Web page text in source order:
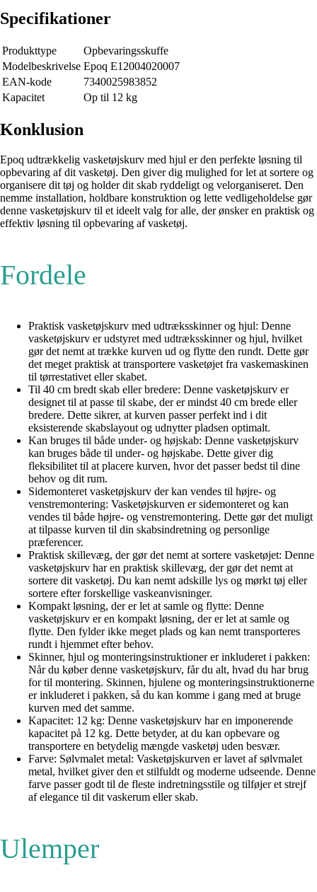
Specifikationer
Produkttype
Opbevaringsskuffe
Modelbeskrivelse Epoq E12004020007
EAN-kode
7340025983852
Kapacitet
Op til 12 kg
Konklusion
Epoq udtrækkelig vasketøjskurv med hjul er den perfekte løsning til
opbevaring af dit vasketøj. Den giver dig mulighed for let at sortere og
organisere dit tøj og holder dit skab ryddeligt og velorganiseret. Den
nemme installation, holdbare konstruktion og lette vedligeholdelse gør
denne vasketøjskurv til et ideelt valg for alle, der ønsker en praktisk og
effektiv løsning til opbevaring af vasketøj.
Fordele
Praktisk vasketøjskurv med udtræksskinner og hjul: Denne
vasketøjskurv er udstyret med udtræksskinner og hjul, hvilket
gør det nemt at trække kurven ud og flytte den rundt. Dette gør
det meget praktisk at transportere vasketøjet fra vaskemaskinen
til tørrestativet eller skabet.
Til 40 cm bredt skab eller bredere: Denne vasketøjskurv er
designet til at passe til skabe, der er mindst 40 cm brede eller
bredere. Dette sikrer, at kurven passer perfekt ind i dit
eksisterende skabslayout og udnytter pladsen optimalt.
Kan bruges til både under- og højskab: Denne vasketøjskurv
kan bruges både til under- og højskabe. Dette giver dig
fleksibilitet til at placere kurven, hvor det passer bedst til dine
behov og dit rum.
Sidemonteret vasketøjskurv der kan vendes til højre- og
venstremontering: Vasketøjskurven er sidemonteret og kan
vendes til både højre- og venstremontering. Dette gør det muligt
at tilpasse kurven til din skabsindretning og personlige
præferencer.
Praktisk skillevæg, der gør det nemt at sortere vasketøjet: Denne
vasketøjskurv har en praktisk skillevæg, der gør det nemt at
sortere dit vasketøj. Du kan nemt adskille lys og mørkt tøj eller
sortere efter forskellige vaskeanvisninger.
Kompakt løsning, der er let at samle og flytte: Denne
vasketøjskurv er en kompakt løsning, der er let at samle og
flytte. Den fylder ikke meget plads og kan nemt transporteres
rundt i hjemmet efter behov.
Skinner, hjul og monteringsinstruktioner er inkluderet i pakken:
Når du køber denne vasketøjskurv, får du alt, hvad du har brug
for til montering. Skinnen, hjulene og monteringsinstruktionerne
er inkluderet i pakken, så du kan komme i gang med at bruge
kurven med det samme.
Kapacitet: 12 kg: Denne vasketøjskurv har en imponerende
kapacitet på 12 kg. Dette betyder, at du kan opbevare og
transportere en betydelig mængde vasketøj uden besvær.
Farve: Sølvmalet metal: Vasketøjskurven er lavet af sølvmalet
metal, hvilket giver den et stilfuldt og moderne udseende. Denne
farve passer godt til de fleste indretningsstile og tilføjer et strejf
af elegance til dit vaskerum eller skab.
Ulemper